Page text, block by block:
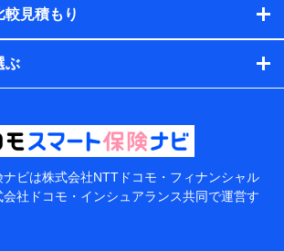
催のため
サービスの実施のため
ンペーン等の実施のため
手続き・管理等付帯業務を行うため
を取り扱う各共同利用者（詳細は次のと
永田町2丁目11番1号 山王パークタワー
コモ 代表取締役社長 前田 義晃
本橋人形町2-14-10 アーバンネット日
較見積もり
ぶ
ナビは株式会社NTTドコモ・フィナンシャル
会社ドコモ・インシュアランス共同で運営す